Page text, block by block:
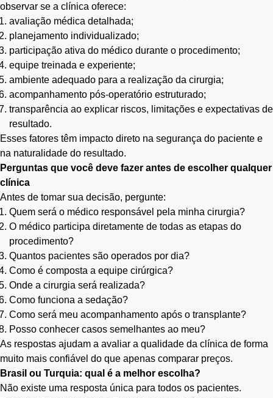
observar se a clínica oferece:
avaliação médica detalhada;
planejamento individualizado;
participação ativa do médico durante o procedimento;
equipe treinada e experiente;
ambiente adequado para a realização da cirurgia;
acompanhamento pós-operatório estruturado;
transparência ao explicar riscos, limitações e expectativas de
resultado.
Esses fatores têm impacto direto na segurança do paciente e
na naturalidade do resultado.
Perguntas que você deve fazer antes de escolher qualquer
clínica
Antes de tomar sua decisão, pergunte:
Quem será o médico responsável pela minha cirurgia?
O médico participa diretamente de todas as etapas do
procedimento?
Quantos pacientes são operados por dia?
Como é composta a equipe cirúrgica?
Onde a cirurgia será realizada?
Como funciona a sedação?
Como será meu acompanhamento após o transplante?
Posso conhecer casos semelhantes ao meu?
As respostas ajudam a avaliar a qualidade da clínica de forma
muito mais confiável do que apenas comparar preços.
Brasil ou Turquia: qual é a melhor escolha?
Não existe uma resposta única para todos os pacientes.